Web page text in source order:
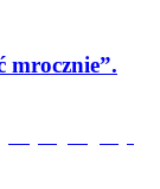
mrocznie”.